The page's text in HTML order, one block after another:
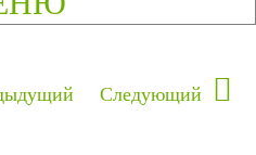
Следующий